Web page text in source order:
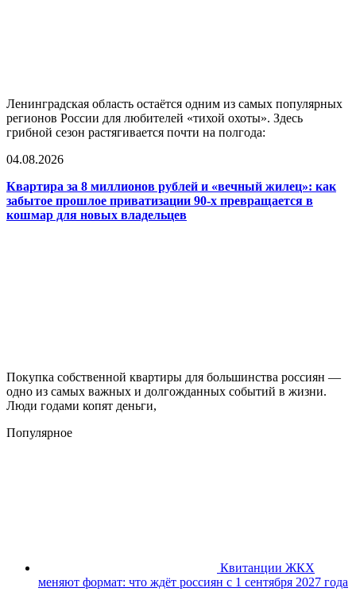
Ленинградская область остаётся одним из самых популярных
регионов России для любителей «тихой охоты». Здесь
грибной сезон растягивается почти на полгода:
04.08.2026
Квартира за 8 миллионов рублей и «вечный жилец»: как
забытое прошлое приватизации 90-х превращается в
кошмар для новых владельцев
Покупка собственной квартиры для большинства россиян —
одно из самых важных и долгожданных событий в жизни.
Люди годами копят деньги,
Популярное
Квитанции ЖКХ
меняют формат: что ждёт россиян с 1 сентября 2027 года